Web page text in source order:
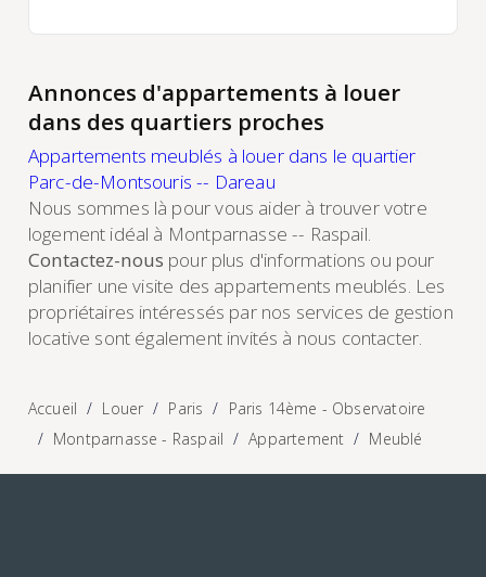
Annonces d'appartements à louer
dans des quartiers proches
Appartements meublés à louer dans le quartier
Parc-de-Montsouris -- Dareau
Nous sommes là pour vous aider à trouver votre
logement idéal à Montparnasse -- Raspail.
Contactez-nous pour plus d'informations ou pour
planifier une visite des appartements meublés. Les
propriétaires intéressés par nos services de gestion
locative sont également invités à nous contacter.
Accueil Louer Paris
Paris 14ème - Observatoire
Montparnasse - Raspail
Appartement Meublé